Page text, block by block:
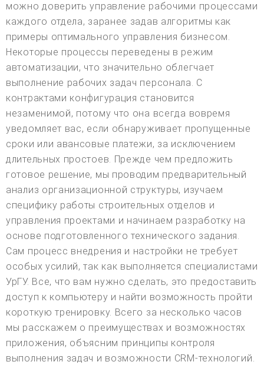
можно доверить управление рабочими процессами
каждого отдела, заранее задав алгоритмы как
примеры оптимального управления бизнесом.
Некоторые процессы переведены в режим
автоматизации, что значительно облегчает
выполнение рабочих задач персонала. С
контрактами конфигурация становится
незаменимой, потому что она всегда вовремя
уведомляет вас, если обнаруживает пропущенные
сроки или авансовые платежи, за исключением
длительных простоев. Прежде чем предложить
готовое решение, мы проводим предварительный
анализ организационной структуры, изучаем
специфику работы строительных отделов и
управления проектами и начинаем разработку на
основе подготовленного технического задания.
Сам процесс внедрения и настройки не требует
особых усилий, так как выполняется специалистами
УрГУ. Все, что вам нужно сделать, это предоставить
доступ к компьютеру и найти возможность пройти
короткую тренировку. Всего за несколько часов
мы расскажем о преимуществах и возможностях
приложения, объясним принципы контроля
выполнения задач и возможности CRM-технологий.